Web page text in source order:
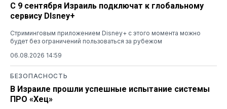
С 9 сентября Израиль подключат к глобальному
сервису DIsney+
Стриминговым приложением Disney+ с этого момента можно
будет без ограничений пользоваться за рубежом
06.08.2026 14:59
БЕЗОПАСНОСТЬ
В Израиле прошли успешные испытание системы
ПРО «Хец»